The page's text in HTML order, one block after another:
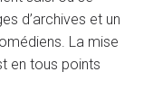
d’archives et un
La mise
en tous points